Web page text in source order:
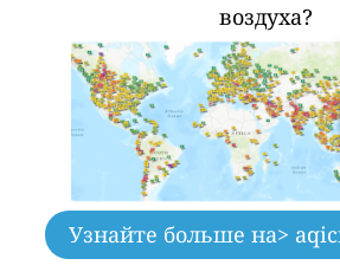
воздуха?
Узнайте больше на>